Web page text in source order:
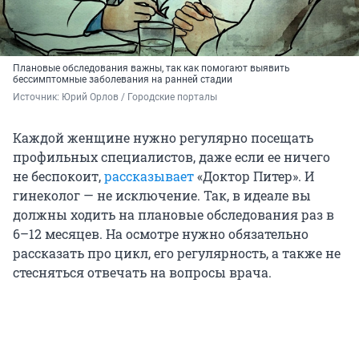
Плановые обследования важны, так как помогают выявить
бессимптомные заболевания на ранней стадии
Источник: Юрий Орлов / Городские порталы
Каждой женщине нужно регулярно посещать
профильных специалистов, даже если ее ничего
не беспокоит,рассказывает«Доктор Питер». И
гинеколог — не исключение. Так, в идеале вы
должны ходить на плановые обследования раз в
6–12 месяцев. На осмотре нужно обязательно
рассказать про цикл, его регулярность, а также не
стесняться отвечать на вопросы врача.